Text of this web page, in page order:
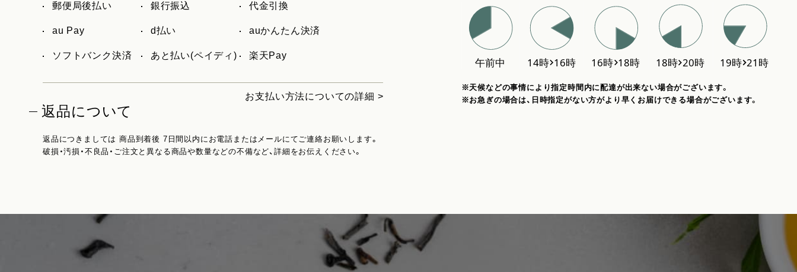
郵便局後払い 銀行振込 代金引換
au Pay d払い auかんたん決済
ソフトバンク決済 あと払い(ペイディ) 楽天Pay
お支払い方法についての詳細 >
返品について
返品につきましては 商品到着後 7日間以内にお電話またはメールにてご連絡お願いします。
破損・汚損・不良品・ご注文と異なる商品や数量などの不備など、詳細をお伝えください。
※天候などの事情により指定時間内に配達が出来ない場合がございます。
※お急ぎの場合は、日時指定がない方がより早くお届けできる場合がございます。